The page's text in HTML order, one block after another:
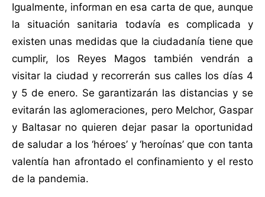
Igualmente, informan en esa carta de que, aunque
la situación sanitaria todavía es complicada y
existen unas medidas que la ciudadanía tiene que
cumplir, los Reyes Magos también vendrán a
visitar la ciudad y recorrerán sus calles los días 4
y 5 de enero. Se garantizarán las distancias y se
evitarán las aglomeraciones, pero Melchor, Gaspar
y Baltasar no quieren dejar pasar la oportunidad
de saludar a los ‘héroes’ y ‘heroínas’ que con tanta
valentía han afrontado el confinamiento y el resto
de la pandemia.